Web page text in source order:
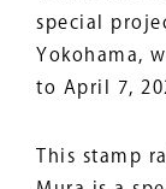
special
Yokohama,
to April 7,
This stamp